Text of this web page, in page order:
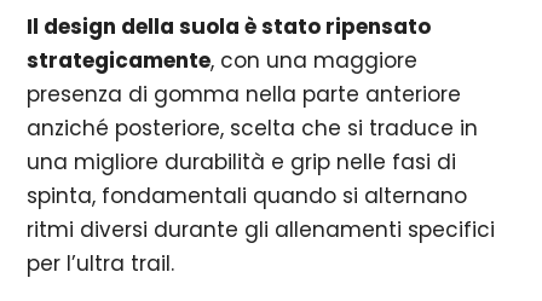
Il design della suola è stato ripensato
strategicamente, con una maggiore
presenza di gomma nella parte anteriore
anziché posteriore, scelta che si traduce in
una migliore durabilità e grip nelle fasi di
spinta, fondamentali quando si alternano
ritmi diversi durante gli allenamenti specifici
per l’ultra trail.